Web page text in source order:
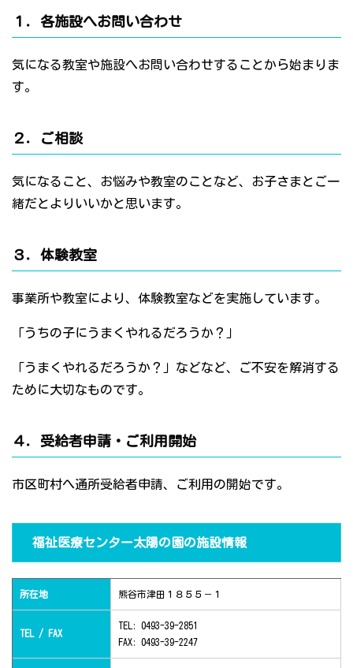
１．各施設へお問い合わせ
気になる教室や施設へお問い合わせすることから始まりま
す。
２．ご相談
気になること、お悩みや教室のことなど、お子さまとご一
緒だとよりいいかと思います。
３．体験教室
事業所や教室により、体験教室などを実施しています。
「うちの子にうまくやれるだろうか？」
「うまくやれるだろうか？」などなど、ご不安を解消する
ために大切なものです。
４．受給者申請・ご利用開始
市区町村へ通所受給者申請、ご利用の開始です。
福祉医療センター太陽の園の施設情報
所在地 熊谷市津田１８５５－１
TEL / FAX
TEL: 0493-39-2851
FAX: 0493-39-2247